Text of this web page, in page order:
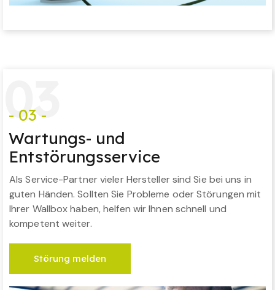
03
- 03 -
Wartungs- und
Entstörungsservice
Als Service-Partner vieler Hersteller sind Sie bei uns in
guten Händen. Sollten Sie Probleme oder Störungen mit
Ihrer Wallbox haben, helfen wir Ihnen schnell und
kompetent weiter.
Störung melden